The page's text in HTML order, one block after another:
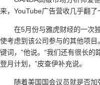
来，YouTube广告营收几乎翻
在5月份与雅虎财经的一次
使考虑到该公司参与的其他项
键词，”他说。“我们还有很长
登月计划，”皮查伊补充说。
随着美国国会议员就是否